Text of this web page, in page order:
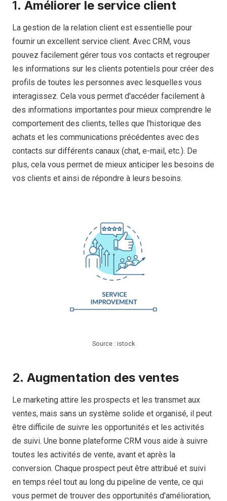
1. Améliorer le service client
La gestion de la relation client est essentielle pour
fournir un excellent service client. Avec CRM, vous
pouvez facilement gérer tous vos contacts et regrouper
les informations sur les clients potentiels pour créer des
profils de toutes les personnes avec lesquelles vous
interagissez. Cela vous permet d'accéder facilement à
des informations importantes pour mieux comprendre le
comportement des clients, telles que l'historique des
achats et les communications précédentes avec des
contacts sur différents canaux (chat, e-mail, etc.). De
plus, cela vous permet de mieux anticiper les besoins de
vos clients et ainsi de répondre à leurs besoins.
Source : istock
2. Augmentation des ventes
Le marketing attire les prospects et les transmet aux
ventes, mais sans un système solide et organisé, il peut
être difficile de suivre les opportunités et les activités
de suivi. Une bonne plateforme CRM vous aide à suivre
toutes les activités de vente, avant et après la
conversion. Chaque prospect peut être attribué et suivi
en temps réel tout au long du pipeline de vente, ce qui
vous permet de trouver des opportunités d'amélioration,